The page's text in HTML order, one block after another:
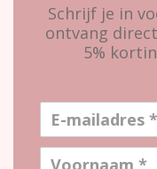
Schrijf je in
ontvang
5%